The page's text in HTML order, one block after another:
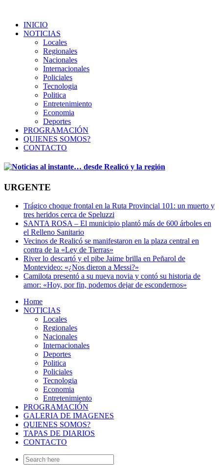
INICIO
NOTICIAS
Locales
Regionales
Nacionales
Internacionales
Policiales
Tecnologia
Politica
Entretenimiento
Economia
Deportes
PROGRAMACIÓN
QUIENES SOMOS?
CONTACTO
URGENTE
Trágico choque frontal en la Ruta Provincial 101: un muerto y
tres heridos cerca de Speluzzi
SANTA ROSA – El municipio plantó más de 600 árboles en
el Relleno Sanitario
Vecinos de Realicó se manifestaron en la plaza central en
contra de la «Ley de Tierras»
River lo descartó y el pibe Jaime brilla en Peñarol de
Montevideo: «¿Nos dieron a Messi?»
Camilota presentó a su nueva novia y contó su historia de
amor: «Hoy, por fin, podemos dejar de escondernos»
Home
NOTICIAS
Locales
Regionales
Nacionales
Internacionales
Deportes
Politica
Policiales
Tecnologia
Economia
Entretenimiento
PROGRAMACIÓN
GALERIA DE IMAGENES
QUIENES SOMOS?
TAPAS DE DIARIOS
CONTACTO
Search
for: